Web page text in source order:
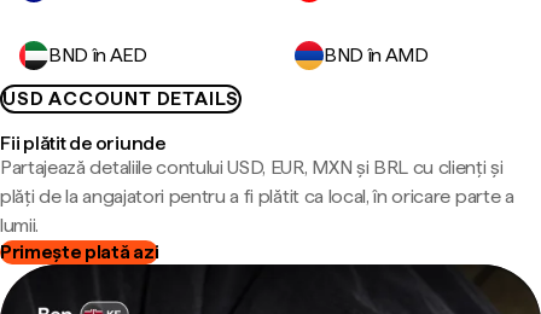
BND în AED
BND în AMD
USD ACCOUNT DETAILS
Fii plătit de oriunde
Partajează detaliile contului USD, EUR, MXN și BRL cu clienți și
plăți de la angajatori pentru a fi plătit ca local, în oricare parte a
lumii.
Primește plată azi